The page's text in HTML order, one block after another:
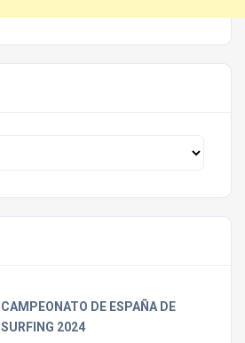
CAMPEONATO DE ESPAÑA DE
SURFING 2024